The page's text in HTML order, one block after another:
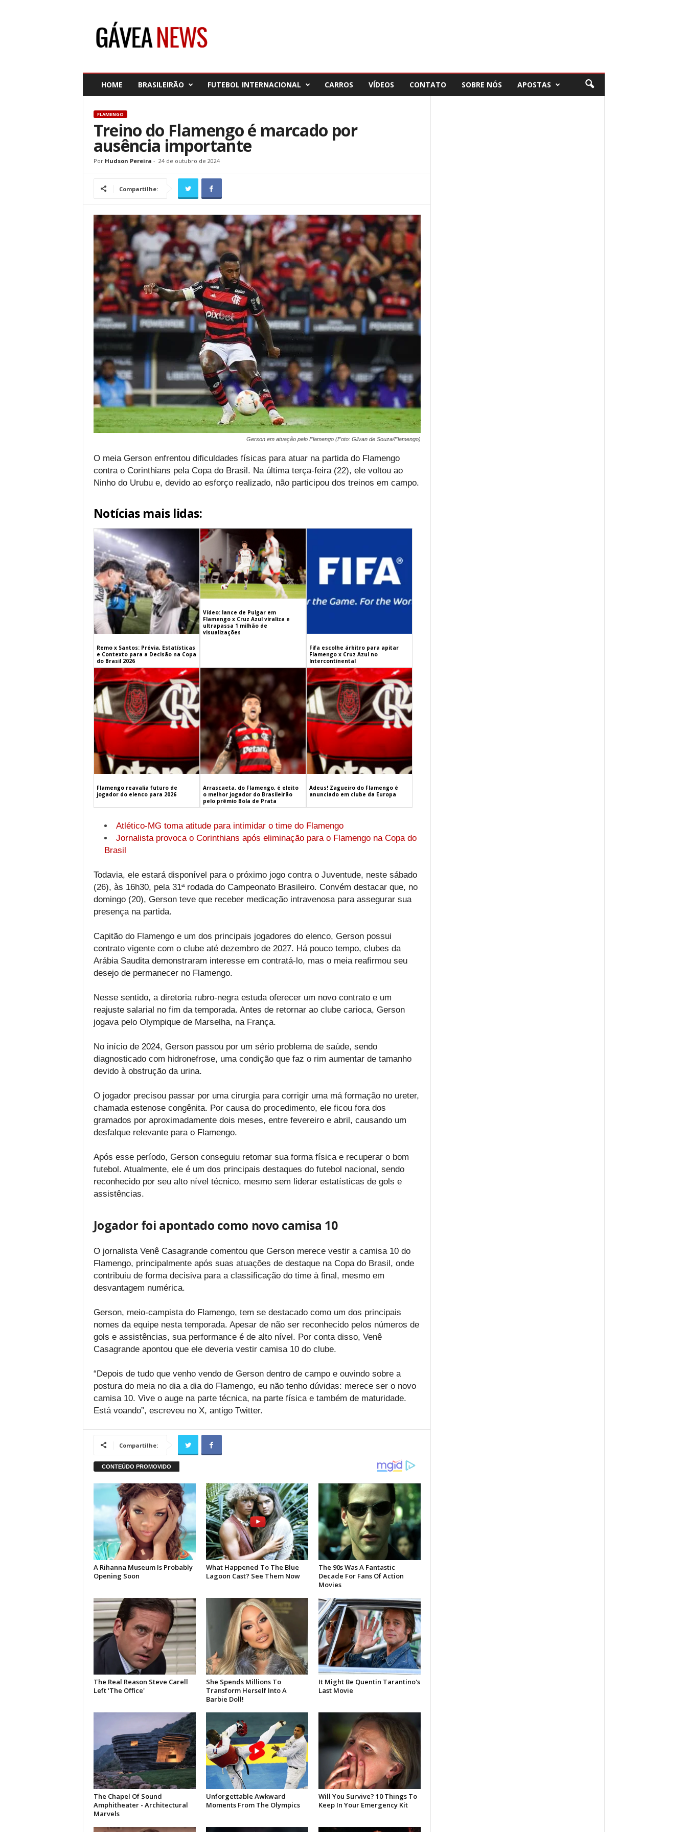
HOME BRASILEIRÃO FUTEBOL INTERNACIONAL CARROS VÍDEOS CONTATO SOBRE NÓS APOSTAS
FLAMENGO
Treino do Flamengo é marcado por
ausência importante
Por Hudson Pereira - 24 de outubro de 2024
Compartilhe:
Gerson em atuação pelo Flamengo (Foto: Gilvan de Souza/Flamengo)
O meia Gerson enfrentou dificuldades físicas para atuar na partida do Flamengo
contra o Corinthians pela Copa do Brasil. Na última terça-feira (22), ele voltou ao
Ninho do Urubu e, devido ao esforço realizado, não participou dos treinos em campo.
Notícias mais lidas:
Remo x Santos: Prévia, Estatísticas
e Contexto para a Decisão na Copa
do Brasil 2026
Vídeo: lance de Pulgar em
Flamengo x Cruz Azul viraliza e
ultrapassa 1 milhão de
visualizações
Fifa escolhe árbitro para apitar
Flamengo x Cruz Azul no
Intercontinental
Flamengo reavalia futuro de
jogador do elenco para 2026
Arrascaeta, do Flamengo, é eleito
o melhor jogador do Brasileirão
pelo prêmio Bola de Prata
Adeus! Zagueiro do Flamengo é
anunciado em clube da Europa
Atlético-MG toma atitude para intimidar o time do Flamengo
Jornalista provoca o Corinthians após eliminação para o Flamengo na Copa do
Brasil
Todavia, ele estará disponível para o próximo jogo contra o Juventude, neste sábado
(26), às 16h30, pela 31ª rodada do Campeonato Brasileiro. Convém destacar que, no
domingo (20), Gerson teve que receber medicação intravenosa para assegurar sua
presença na partida.
Capitão do Flamengo e um dos principais jogadores do elenco, Gerson possui
contrato vigente com o clube até dezembro de 2027. Há pouco tempo, clubes da
Arábia Saudita demonstraram interesse em contratá-lo, mas o meia reafirmou seu
desejo de permanecer no Flamengo.
Nesse sentido, a diretoria rubro-negra estuda oferecer um novo contrato e um
reajuste salarial no fim da temporada. Antes de retornar ao clube carioca, Gerson
jogava pelo Olympique de Marselha, na França.
No início de 2024, Gerson passou por um sério problema de saúde, sendo
diagnosticado com hidronefrose, uma condição que faz o rim aumentar de tamanho
devido à obstrução da urina.
O jogador precisou passar por uma cirurgia para corrigir uma má formação no ureter,
chamada estenose congênita. Por causa do procedimento, ele ficou fora dos
gramados por aproximadamente dois meses, entre fevereiro e abril, causando um
desfalque relevante para o Flamengo.
Após esse período, Gerson conseguiu retomar sua forma física e recuperar o bom
futebol. Atualmente, ele é um dos principais destaques do futebol nacional, sendo
reconhecido por seu alto nível técnico, mesmo sem liderar estatísticas de gols e
assistências.
Jogador foi apontado como novo camisa 10
O jornalista Venê Casagrande comentou que Gerson merece vestir a camisa 10 do
Flamengo, principalmente após suas atuações de destaque na Copa do Brasil, onde
contribuiu de forma decisiva para a classificação do time à final, mesmo em
desvantagem numérica.
Gerson, meio-campista do Flamengo, tem se destacado como um dos principais
nomes da equipe nesta temporada. Apesar de não ser reconhecido pelos números de
gols e assistências, sua performance é de alto nível. Por conta disso, Venê
Casagrande apontou que ele deveria vestir camisa 10 do clube.
“Depois de tudo que venho vendo de Gerson dentro de campo e ouvindo sobre a
postura do meia no dia a dia do Flamengo, eu não tenho dúvidas: merece ser o novo
camisa 10. Vive o auge na parte técnica, na parte física e também de maturidade.
Está voando”, escreveu no X, antigo Twitter.
Compartilhe: